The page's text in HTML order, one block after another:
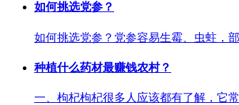
如何挑选党参？
如何挑选党参？党参容易生霉、虫蛀，
种植什么药材最赚钱农村？
一、枸杞枸杞很多人应该都有了解，它